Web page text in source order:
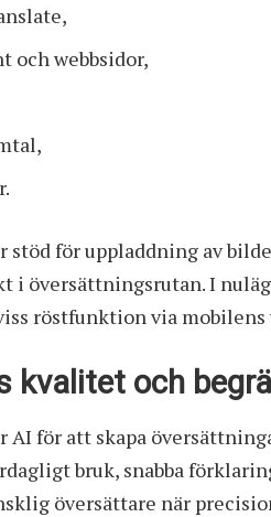
och webbsidor,
stöd för uppladdning av
i översättningsrutan. I
röstfunktion via mobilens
kvalitet och
AI för att skapa
bruk, snabba
översättare när